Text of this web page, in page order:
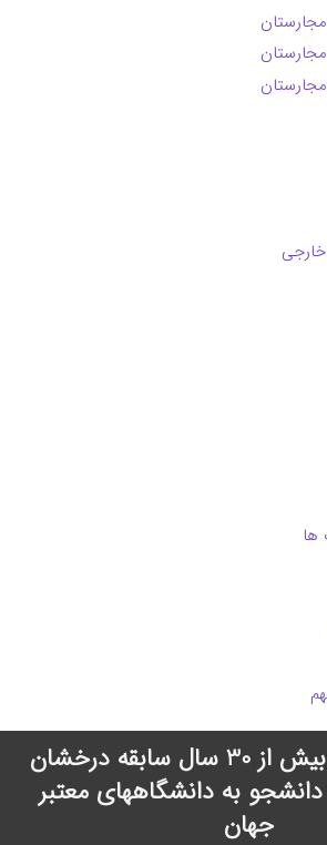
ها
CIS Group با بیش از 30 سال سابقه درخشان
دانشجو به دانشگاههای معتبر
جهان